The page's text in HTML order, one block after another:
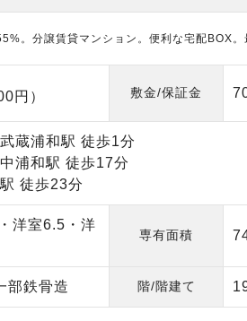
。分譲賃貸マンション。便利な宅配BOX
円） 敷金/保証金
蔵浦和駅 徒歩1分
浦和駅 徒歩17分
徒歩23分
洋室6.5・洋
専有面積
部鉄骨造 階/階建て